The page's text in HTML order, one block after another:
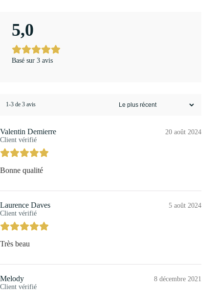
5,0
Basé sur 3 avis
1-3 de 3 avis
Valentin Demierre
Client vérifié
20 août 2024
Bonne qualité
Laurence Daves
Client vérifié
5 août 2024
Très beau
Melody
Client vérifié
8 décembre 2021